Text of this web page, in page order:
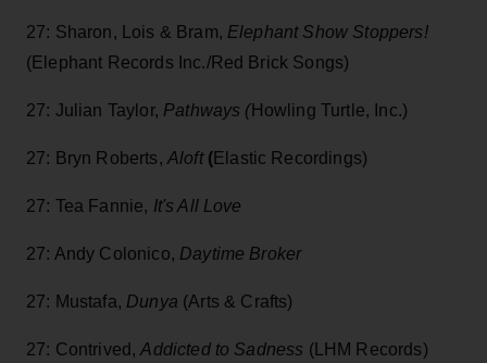
27: Sharon, Lois & Bram, Elephant Show Stoppers!
(Elephant Records Inc./Red Brick Songs)
27: Julian Taylor, Pathways (Howling Turtle, Inc.)
27: Bryn Roberts, Aloft (Elastic Recordings)
27: Tea Fannie, It's All Love
27: Andy Colonico, Daytime Broker
27: Mustafa, Dunya (Arts & Crafts)
27: Contrived,Addicted to Sadness (LHM Records)